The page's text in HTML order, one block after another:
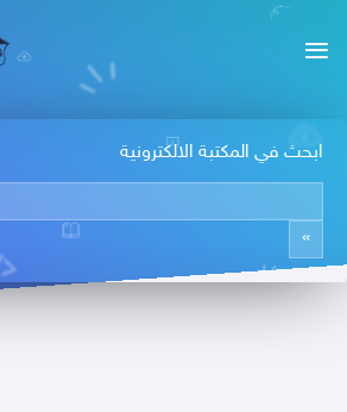
ابحث في المكتبة الالكترونية